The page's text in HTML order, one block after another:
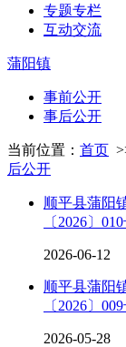
专题专栏
互动交流
蒲阳镇
事前公开
事后公开
当前位置： 首页
后公开
顺平县蒲阳
〔2026〕
2026-06-12
顺平县蒲阳
〔2026〕
2026-05-28